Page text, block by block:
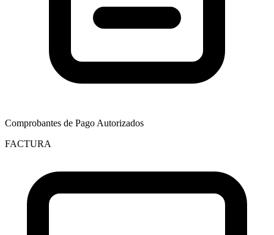
Comprobantes de Pago Autorizados
FACTURA